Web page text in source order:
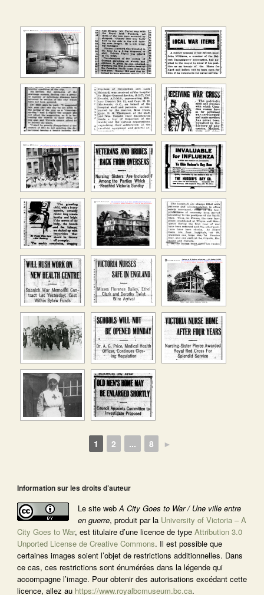
1 2 ... 8 ►
Information sur les droits d’auteur
Le site webA City Goes to War / Une ville entre
en guerre, produit par la University of Victoria – A
City Goes to War, est titulaire d’une licence de type Attribution 3.0
Unported License de Creative Commons. Il est possible que
certaines images soient l’objet de restrictions additionnelles. Dans
ce cas, ces restrictions sont énumérées dans la légende qui
accompagne l’image. Pour obtenir des autorisations excédant cette
licence, allez au https://www.royalbcmuseum.bc.ca.